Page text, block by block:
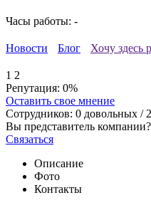
Часы работы: -
Новости Блог Хочу здесь
1 2
Репутация: 0%
Оставить свое мнение
Сотрудников: 0 довольных / 2
Вы представитель
Связаться
Описание
Фото
Контакты